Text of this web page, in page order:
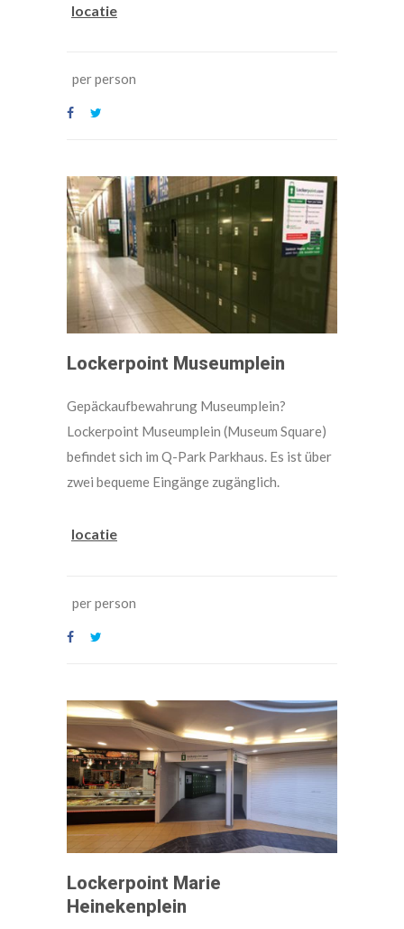
locatie
per person
Lockerpoint Museumplein
Gepäckaufbewahrung Museumplein?
Lockerpoint Museumplein (Museum Square)
befindet sich im Q-Park Parkhaus. Es ist über
zwei bequeme Eingänge zugänglich.
locatie
per person
Lockerpoint Marie
Heinekenplein